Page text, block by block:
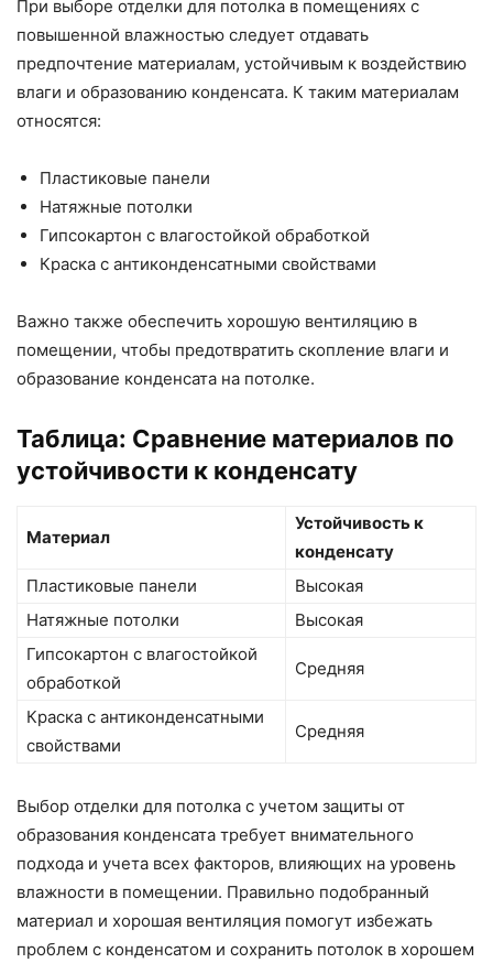
При выборе отделки для потолка в помещениях с
повышенной влажностью следует отдавать
предпочтение материалам, устойчивым к воздействию
влаги и образованию конденсата. К таким материалам
относятся:
Пластиковые панели
Натяжные потолки
Гипсокартон с влагостойкой обработкой
Краска с антиконденсатными свойствами
Важно также обеспечить хорошую вентиляцию в
помещении, чтобы предотвратить скопление влаги и
образование конденсата на потолке.
Таблица: Сравнение материалов по
устойчивости к конденсату
Материал
Устойчивость к
конденсату
Пластиковые панели
Высокая
Натяжные потолки
Высокая
Гипсокартон с влагостойкой
обработкой
Средняя
Краска с антиконденсатными
свойствами
Средняя
Выбор отделки для потолка с учетом защиты от
образования конденсата требует внимательного
подхода и учета всех факторов, влияющих на уровень
влажности в помещении. Правильно подобранный
материал и хорошая вентиляция помогут избежать
проблем с конденсатом и сохранить потолок в хорошем